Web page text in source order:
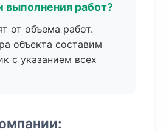
выполнения работ?
от объема работ.
объекта составим
с указанием всех